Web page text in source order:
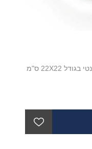
מעמד למפיות נייר שטוח, פרקטי ואלגנטי בגודל 22X22 ס"מ